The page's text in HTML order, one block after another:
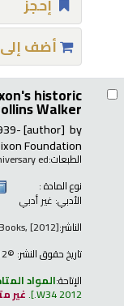
إحجز
أضف إلى
historic
Walker.
by
[author]
Foundation
الطبعات:ed.
نوع المادة :
الأدبي: غير أدبي
الناشر:[2012]
تاريخ حقوق النشر: ©2012
الإتاحة:المواد
.W34 2012
.غير